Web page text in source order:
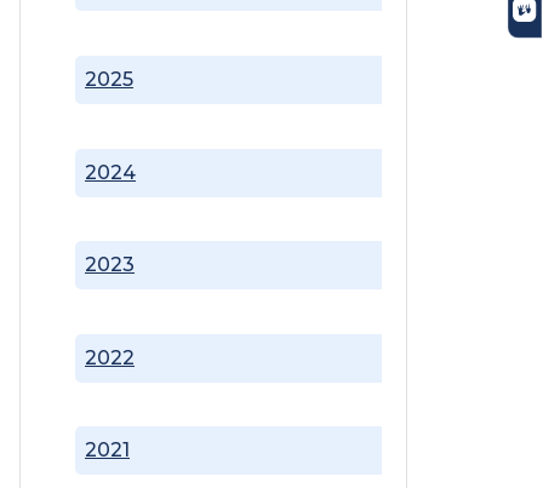
2021
2022
2023
2024
2025